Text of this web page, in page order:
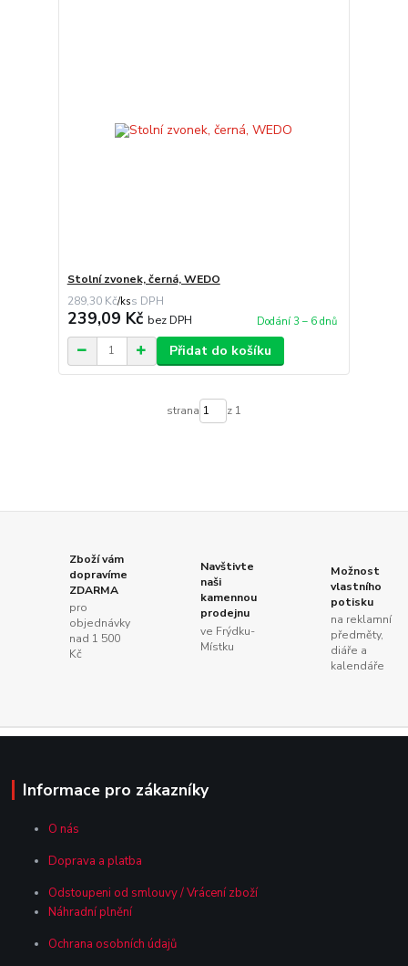
Stolní zvonek, černá, WEDO
289,30 Kč/ks
239,09 Kč bez DPH Dodání 3 – 6 dnů
Přidat do košíku
strana z 1
Zboží vám
dopravíme
ZDARMA
pro
objednávky
nad 1 500
Kč
Navštivte
naši
kamennou
prodejnu
ve Frýdku-
Místku
Možnost
vlastního
potisku
na reklamní
předměty,
diáře a
kalendáře
Informace pro zákazníky
O nás
Doprava a platba
Odstoupeni od smlouvy / Vrácení zboží
Náhradní plnění
Ochrana osobních údajů